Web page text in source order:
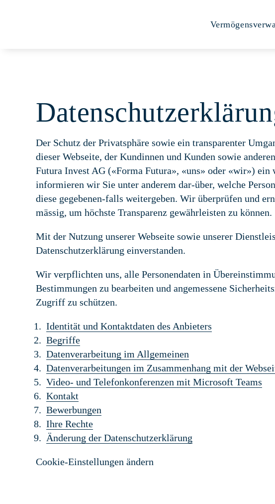
Der Schutz der Privatsphäre sowie ein transparenter
dieser Webseite, der Kundinnen und Kunden sowie
Futura Invest AG («Forma Futura», «uns» oder «wir»)
informieren wir Sie unter anderem dar-über, welche
diese gegebenen-falls weitergeben. Wir überprüfen und
mässig, um höchste Transparenz gewährleisten zu können.
Mit der Nutzung unserer Webseite sowie unserer
Datenschutzerklärung einverstanden.
Wir verpflichten uns, alle Personendaten in
Bestimmungen zu bearbeiten und angemessene
Zugriff zu schützen.
Identität und Kontaktdaten des Anbieters
Begriffe
Datenverarbeitung im Allgemeinen
Datenverarbeitungen im Zusammenhang mit der
Video- und Telefonkonferenzen mit Microsoft Teams
Kontakt
Bewerbungen
Ihre Rechte
Änderung der Datenschutzerklärung
Cookie-Einstellungen ändern